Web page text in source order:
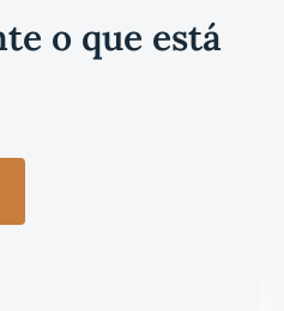
o que está